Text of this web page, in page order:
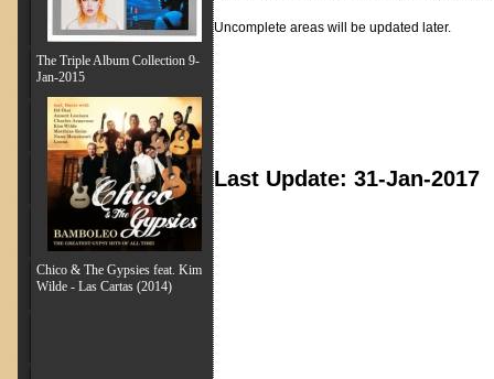
The Triple Album Collection 9-
Jan-2015
Chico & The Gypsies feat. Kim
Wilde - Las Cartas (2014)
Uncomplete areas will be updated later.
Last Update: 31-Jan-2017